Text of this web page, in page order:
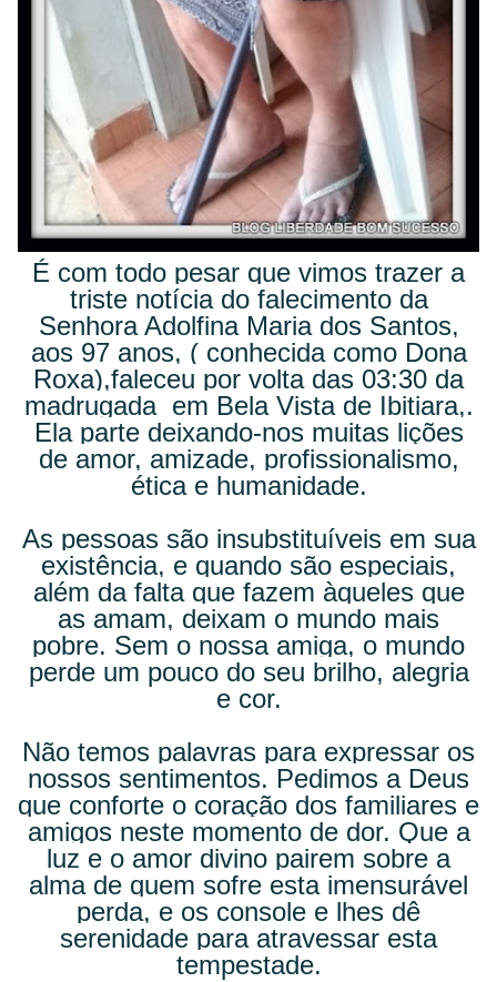
É com todo pesar que vimos trazer a
triste notícia do falecimento da
Senhora Adolfina Maria dos Santos,
aos 97 anos, ( conhecida como Dona
Roxa),faleceu por volta das 03:30 da
madrugada em Bela Vista de Ibitiara,.
Ela parte deixando-nos muitas lições
de amor, amizade, profissionalismo,
ética e humanidade.
As pessoas são insubstituíveis em sua
existência, e quando são especiais,
além da falta que fazem àqueles que
as amam, deixam o mundo mais
pobre. Sem o nossa amiga, o mundo
perde um pouco do seu brilho, alegria
e cor.
Não temos palavras para expressar os
nossos sentimentos. Pedimos a Deus
que conforte o coração dos familiares e
amigos neste momento de dor. Que a
luz e o amor divino pairem sobre a
alma de quem sofre esta imensurável
perda, e os console e lhes dê
serenidade para atravessar esta
tempestade.